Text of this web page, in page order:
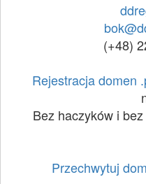
(+48)
Rejestracja domen
Bez haczyków i
Przechwytuj